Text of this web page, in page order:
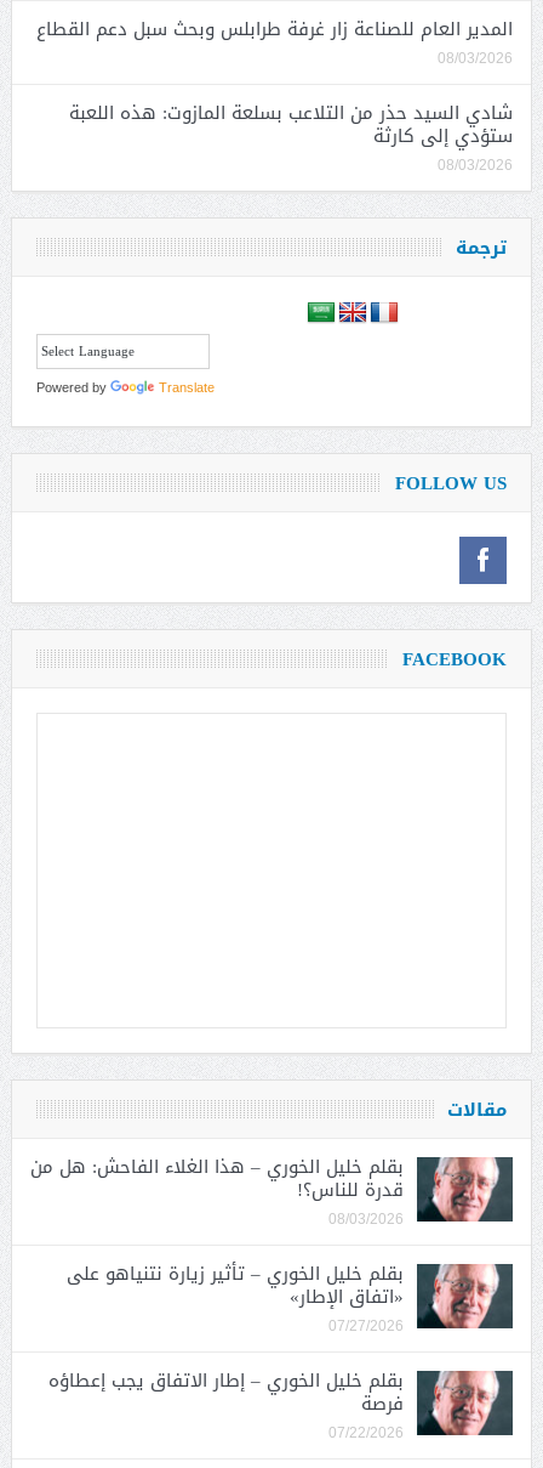
المدير العام للصناعة زار غرفة طرابلس وبحث سبل دعم القطاع
08/03/2026
شادي السيد حذر من التلاعب بسلعة المازوت: هذه اللعبة
ستؤدي إلى كارثة
08/03/2026
ترجمة
Powered by Translate
FOLLOW US
FACEBOOK
مقالات
بقلم خليل الخوري – هذا الغلاء الفاحش: هل من
قدرة للناس؟!
08/03/2026
بقلم خليل الخوري – تأثير زيارة نتنياهو على
«اتفاق الإطار»
07/27/2026
بقلم خليل الخوري – إطار الاتفاق يجب إعطاؤه
فرصة
07/22/2026